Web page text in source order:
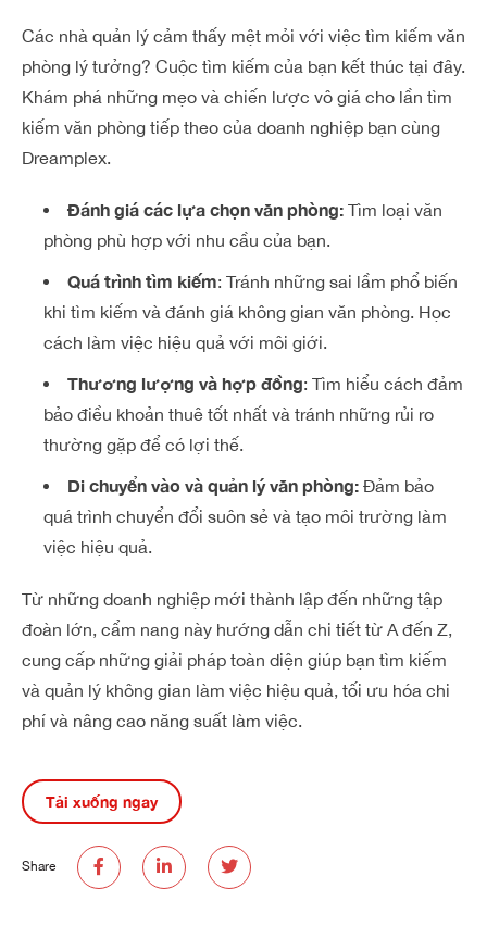
Các nhà quản lý cảm thấy mệt mỏi với việc tìm kiếm văn
phòng lý tưởng? Cuộc tìm kiếm của bạn kết thúc tại đây.
Khám phá những mẹo và chiến lược vô giá cho lần tìm
kiếm văn phòng tiếp theo của doanh nghiệp bạn cùng
Dreamplex.
Đánh giá các lựa chọn văn phòng: Tìm loại văn
phòng phù hợp với nhu cầu của bạn.
Quá trình tìm kiếm: Tránh những sai lầm phổ biến
khi tìm kiếm và đánh giá không gian văn phòng. Học
cách làm việc hiệu quả với môi giới.
Thương lượng và hợp đồng: Tìm hiểu cách đảm
bảo điều khoản thuê tốt nhất và tránh những rủi ro
thường gặp để có lợi thế.
Di chuyển vào và quản lý văn phòng: Đảm bảo
quá trình chuyển đổi suôn sẻ và tạo môi trường làm
việc hiệu quả.
Từ những doanh nghiệp mới thành lập đến những tập
đoàn lớn, cẩm nang này hướng dẫn chi tiết từ A đến Z,
cung cấp những giải pháp toàn diện giúp bạn tìm kiếm
và quản lý không gian làm việc hiệu quả, tối ưu hóa chi
phí và nâng cao năng suất làm việc.
Tải xuống ngay
Share